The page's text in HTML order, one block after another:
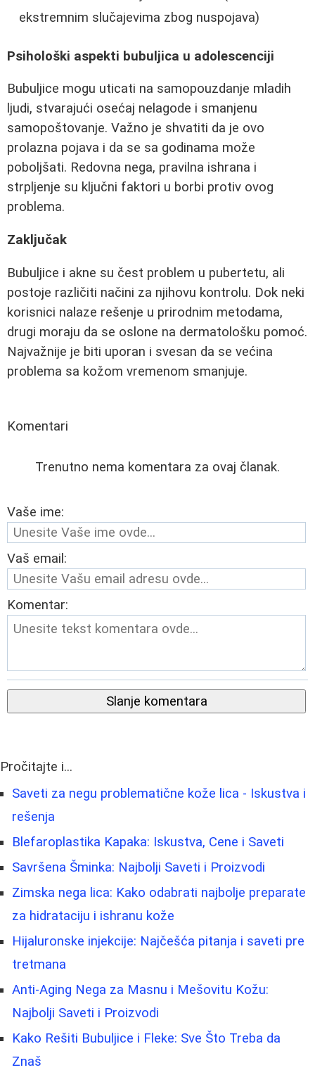
ekstremnim slučajevima zbog nuspojava)
Psihološki aspekti bubuljica u adolescenciji
Bubuljice mogu uticati na samopouzdanje mladih
ljudi, stvarajući osećaj nelagode i smanjenu
samopoštovanje. Važno je shvatiti da je ovo
prolazna pojava i da se sa godinama može
poboljšati. Redovna nega, pravilna ishrana i
strpljenje su ključni faktori u borbi protiv ovog
problema.
Zaključak
Bubuljice i akne su čest problem u pubertetu, ali
postoje različiti načini za njihovu kontrolu. Dok neki
korisnici nalaze rešenje u prirodnim metodama,
drugi moraju da se oslone na dermatološku pomoć.
Najvažnije je biti uporan i svesan da se većina
problema sa kožom vremenom smanjuje.
Komentari
Trenutno nema komentara za ovaj članak.
Vaše ime:
Vaš email:
Komentar:
Slanje komentara
Pročitajte i...
Saveti za negu problematične kože lica - Iskustva i
rešenja
Blefaroplastika Kapaka: Iskustva, Cene i Saveti
Savršena Šminka: Najbolji Saveti i Proizvodi
Zimska nega lica: Kako odabrati najbolje preparate
za hidrataciju i ishranu kože
Hijaluronske injekcije: Najčešća pitanja i saveti pre
tretmana
Anti-Aging Nega za Masnu i Mešovitu Kožu:
Najbolji Saveti i Proizvodi
Kako Rešiti Bubuljice i Fleke: Sve Što Treba da
Znaš